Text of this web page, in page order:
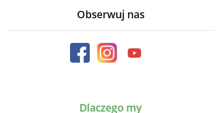
Obserwuj nas
Dlaczego my